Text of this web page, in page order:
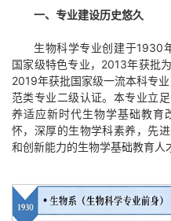
一、专业建设历史悠久
生物科学专业创建于1930
国家级特色专业，2013年获批
2019年获批国家级一流本科专
范类专业二级认证。本专业立
养适应新时代生物学基础教育
怀，深厚的生物学科素养，先
和创新能力的生物学基础教育人